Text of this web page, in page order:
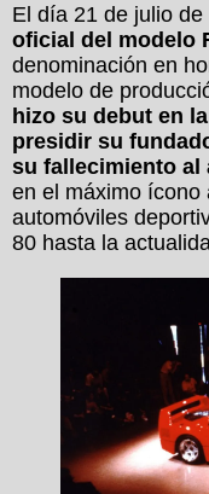
El día 21 de julio
oficial del modelo
denominación en
modelo de
hizo su debut en
presidir su
su fallecimiento al
en el máximo ícono
automóviles
80 hasta la